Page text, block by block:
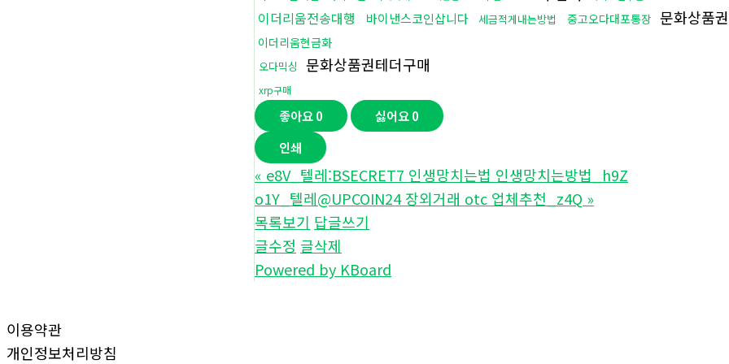
이더리움전송대행 바이낸스코인삽니다 세금적게내는방법 중고오다대포통장 문화상품
이더리움현금화
오다믹싱 문화상품권테더구매
xrp구매
좋아요0 싫어요0
인쇄
« e8V_텔레:BSECRET7 인생망치는법 인생망치는방법_h9Z
o1Y_텔레@UPCOIN24 장외거래 otc 업체추천_z4Q »
목록보기 답글쓰기
글수정 글삭제
Powered by KBoard
이용약관
개인정보처리방침